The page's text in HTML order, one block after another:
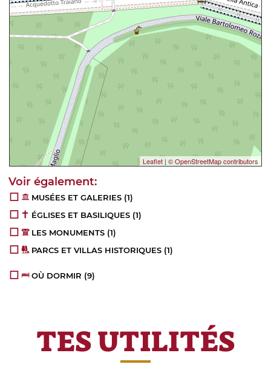
Leaflet | © OpenStreetMap contributors
MUSÉES ET GALERIES (1)
ÉGLISES ET BASILIQUES (1)
LES MONUMENTS (1)
PARCS ET VILLAS HISTORIQUES (1)
OÙ DORMIR (9)
TES UTILITÉS